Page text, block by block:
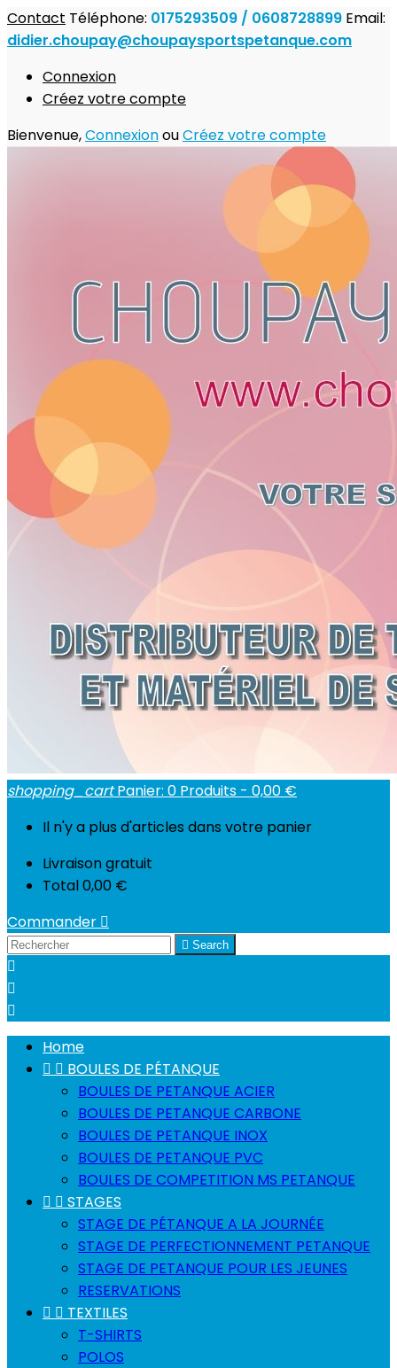
Contact Téléphone: 0175293509 / 0608728899 Email:
didier.choupay@choupaysportspetanque.com
Connexion
Créez votre compte
Bienvenue,ConnexionouCréez votre compte
shopping_cart Panier: 0 Produits - 0,00 €
Il n'y a plus d'articles dans votre panier
Livraisongratuit
Total0,00 €
Commander 
 Search



Home
  BOULES DE PÉTANQUE
BOULES DE PETANQUE ACIER
BOULES DE PETANQUE CARBONE
BOULES DE PETANQUE INOX
BOULES DE PETANQUE PVC
BOULES DE COMPETITION MS PETANQUE
  STAGES
STAGE DE PÉTANQUE A LA JOURNÉE
STAGE DE PERFECTIONNEMENT PETANQUE
STAGE DE PETANQUE POUR LES JEUNES
RESERVATIONS
  TEXTILES
T-SHIRTS
POLOS